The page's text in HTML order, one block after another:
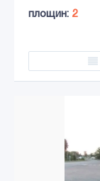
площин: 2